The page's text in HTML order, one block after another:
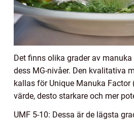
Det finns olika grader av
dess MG-nivåer. Den kvalitativa
kallas för Unique Manuka Factor
värde, desto starkare och mer
UMF 5-10: Dessa är de lägsta